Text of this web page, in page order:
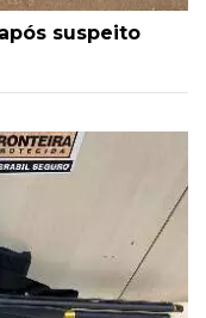
suspeito